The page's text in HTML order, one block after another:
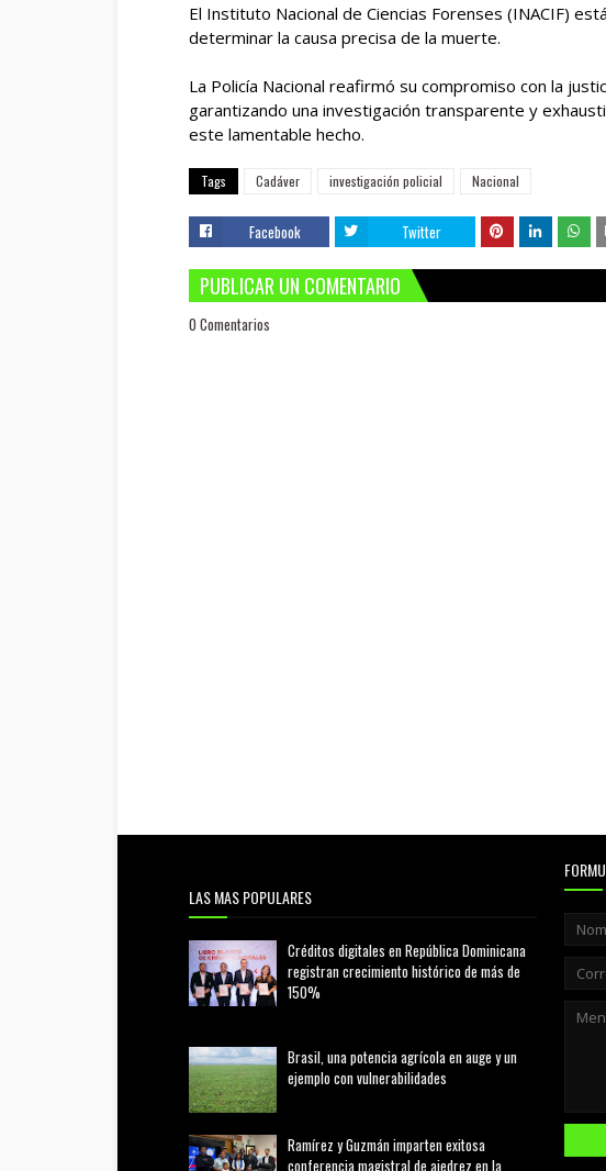
El Instituto Nacional de Ciencias Forenses (INACIF)
determinar la causa precisa de la muerte.
La Policía Nacional reafirmó su compromiso con la
garantizando una investigación transparente y
este lamentable hecho.
Tags Cadáver investigación policial Nacional
Facebook Twitter
PUBLICAR UN COMENTARIO
0 Comentarios
LAS MAS POPULARES
Créditos digitales en República Dominicana
registran crecimiento histórico de más de
150%
Brasil, una potencia agrícola en auge y un
ejemplo con vulnerabilidades
Ramírez y Guzmán imparten exitosa
conferencia magistral de ajedrez en la